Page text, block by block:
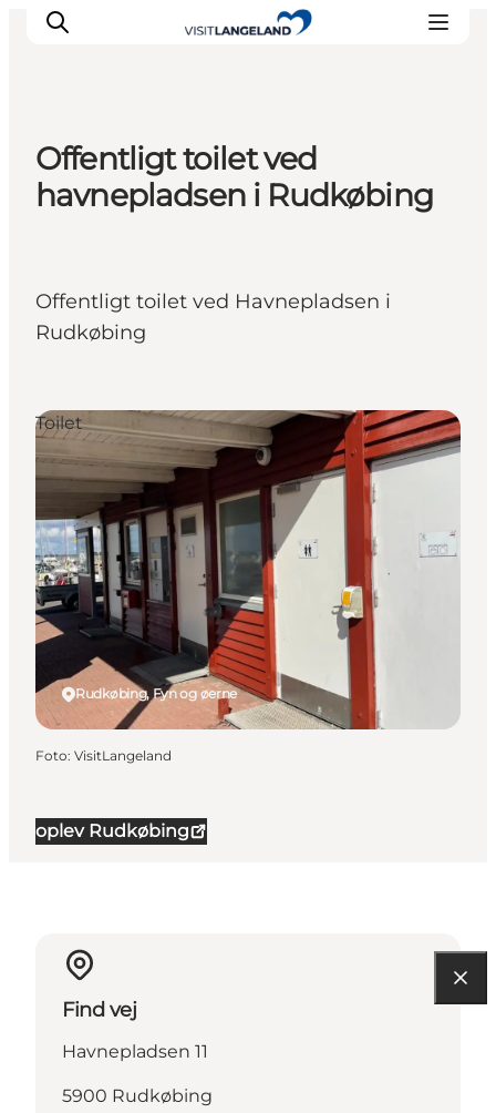
Oplevelser
Byer og øer
Planlæg ferie
Offentligt toilet ved
havnepladsen i Rudkøbing
Offentligt toilet ved Havnepladsen i
Rudkøbing
oplev Rudkøbing
Rudkøbing, Fyn og øerne
Toilet
Foto: VisitLangeland
Find vej
Havnepladsen 11
5900 Rudkøbing